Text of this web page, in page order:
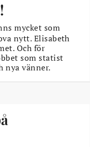
mycket som
nytt. Elisabeth
Och för
som statist
nya vänner.